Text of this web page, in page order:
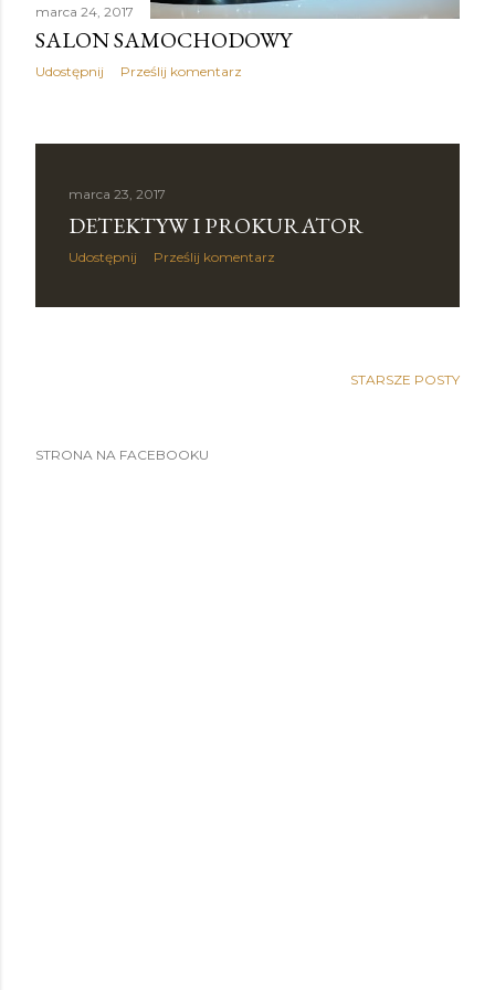
marca 24, 2017
SALON SAMOCHODOWY
Udostępnij Prześlij komentarz
marca 23, 2017
DETEKTYW I PROKURATOR
Udostępnij Prześlij komentarz
STARSZE POSTY
STRONA NA FACEBOOKU